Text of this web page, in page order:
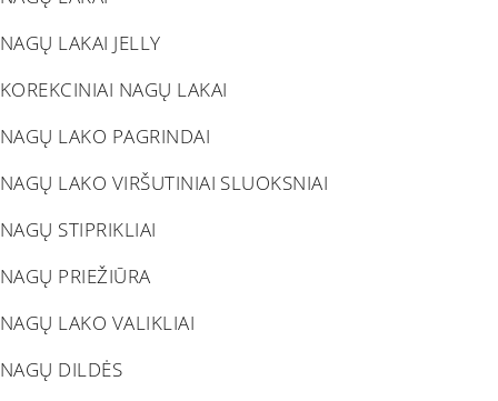
NAGŲ LAKAI JELLY
KOREKCINIAI NAGŲ LAKAI
NAGŲ LAKO PAGRINDAI
NAGŲ LAKO VIRŠUTINIAI SLUOKSNIAI
NAGŲ STIPRIKLIAI
NAGŲ PRIEŽIŪRA
NAGŲ LAKO VALIKLIAI
NAGŲ DILDĖS